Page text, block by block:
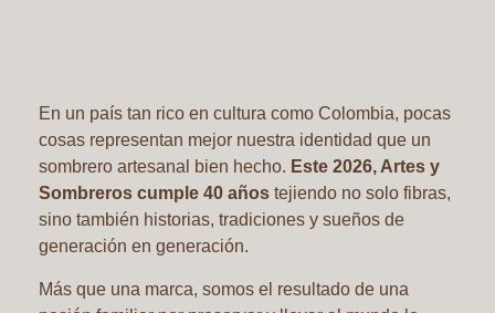
En un país tan rico en cultura como Colombia, pocas
cosas representan mejor nuestra identidad que un
sombrero artesanal bien hecho. Este 2026, Artes y
Sombreros cumple 40 años tejiendo no solo fibras,
sino también historias, tradiciones y sueños de
generación en generación.
Más que una marca, somos el resultado de una